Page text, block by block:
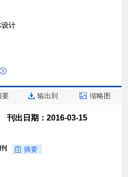
设计
要 输出到 缩略图
刊出日期：2016-03-15
摘要